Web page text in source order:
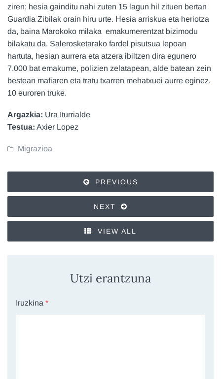
ziren; hesia gainditu nahi zuten 15 lagun hil zituen bertan
Guardia Zibilak orain hiru urte. Hesia arriskua eta heriotza
da, baina Marokoko milaka emakumerentzat bizimodu
bilakatu da. Salerosketarako fardel pisutsua lepoan
hartuta, hesian aurrera eta atzera ibiltzen dira egunero
7.000 bat emakume, polizien zelatapean, alde batean zein
bestean mafiaren eta tratu txarren mehatxuei aurre eginez.
10 euroren truke.
Argazkia: Ura Iturrialde
Testua: Axier Lopez
Migrazioa
PREVIOUS
NEXT
VIEW ALL
Utzi erantzuna
Iruzkina *